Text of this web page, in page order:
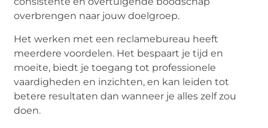
overbrengen naar jouw doelgroep.
Het werken met een reclamebureau heeft
meerdere voordelen. Het bespaart je tijd en
moeite, biedt je toegang tot professionele
vaardigheden en inzichten, en kan leiden tot
betere resultaten dan wanneer je alles zelf zou
doen.